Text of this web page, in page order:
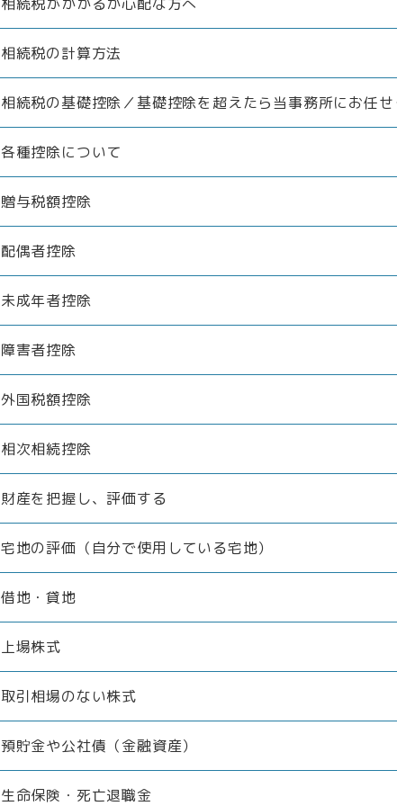
相続税の計算方法
相続税の基礎控除／基礎控除を超えたら当事務所にお任
各種控除について
贈与税額控除
配偶者控除
未成年者控除
障害者控除
外国税額控除
相次相続控除
財産を把握し、評価する
宅地の評価（自分で使用している宅地）
借地・貸地
上場株式
取引相場のない株式
預貯金や公社債（金融資産）
生命保険・死亡退職金